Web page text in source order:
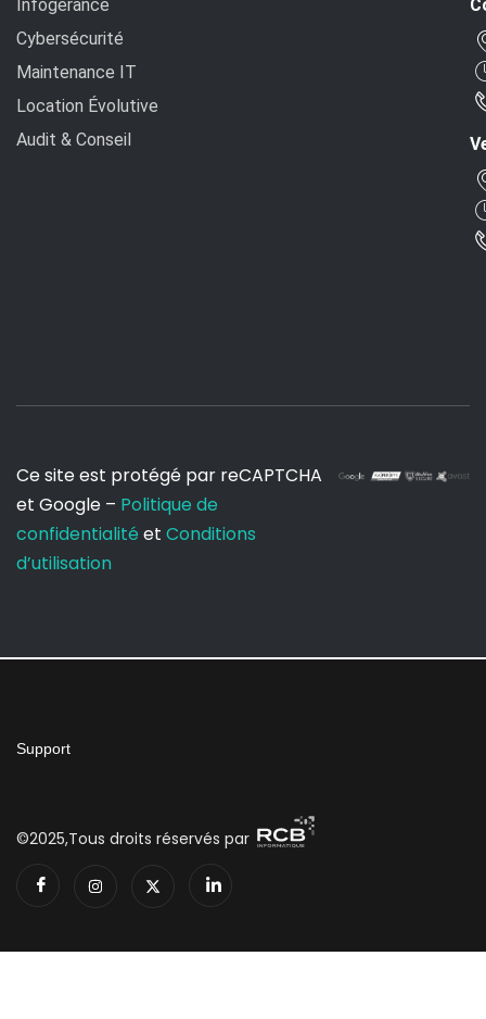
Infogérance
Cybersécurité
Maintenance IT
Location Évolutive
Audit & Conseil
Ce site est protégé par reCAPTCHA
et Google – Politique de
confidentialité et Conditions
d’utilisation
Support
©2025,Tous droits réservés par